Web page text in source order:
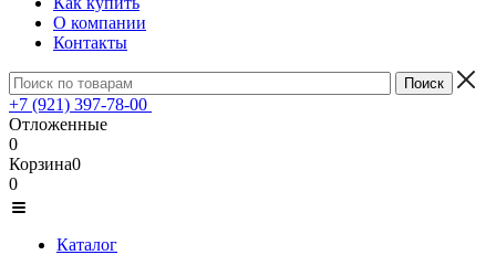
О компании
Контакты
+7 (921) 397-78-00
Отложенные
0
Корзина0
0
Каталог